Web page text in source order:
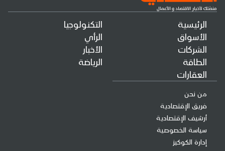
الرئيسية
الأسواق
الشركات
الطاقة
العقارات
التكنولوجيا
الرأي
الأخبار
الرياضة
من نحن
فريق الإقتصادية
أرشيف الإقتصادية
سياسة الخصوصية
إدارة الكوكيز